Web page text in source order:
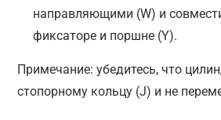
направляющими (W) и
фиксаторе и поршне (Y).
Примечание: убедитесь, что
стопорному кольцу (J) и не